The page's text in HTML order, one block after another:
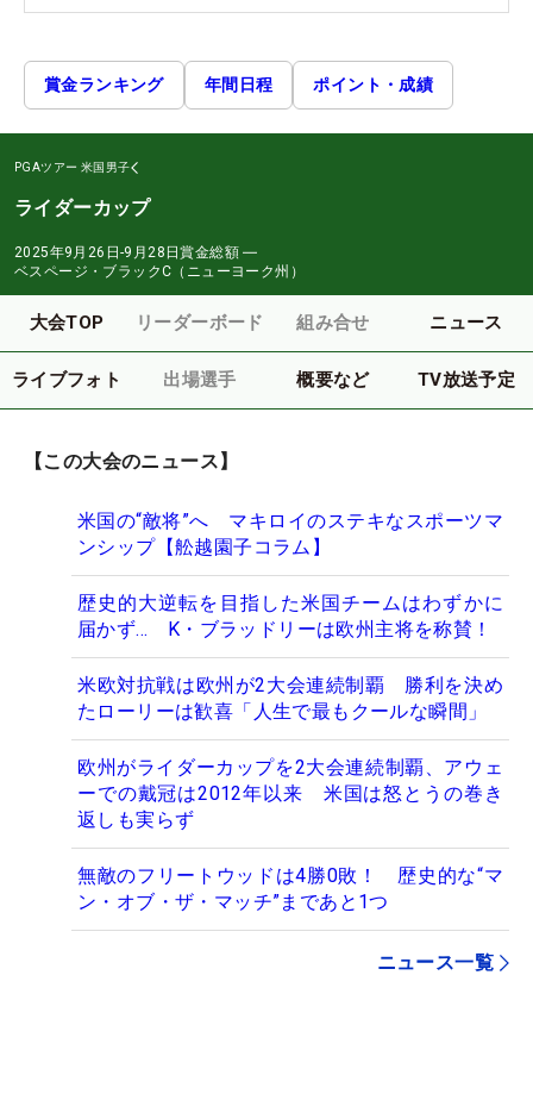
賞金ランキング 年間日程 ポイント・成績
PGAツアー 米国男子
ライダーカップ
2025年9月26日-9月28日賞金総額 ―
ベスページ・ブラックC（ニューヨーク州）
大会TOP リーダーボード 組み合せ ニュース
ライブフォト 出場選手 概要など TV放送予定
【この大会のニュース】
米国の“敵将”へ マキロイのステキなスポーツマ
ンシップ【舩越園子コラム】
歴史的大逆転を目指した米国チームはわずかに
届かず... K・ブラッドリーは欧州主将を称賛！
米欧対抗戦は欧州が2大会連続制覇 勝利を決め
たローリーは歓喜「人生で最もクールな瞬間」
欧州がライダーカップを2大会連続制覇、アウェ
ーでの戴冠は2012年以来 米国は怒とうの巻き
返しも実らず
無敵のフリートウッドは4勝0敗！ 歴史的な“マ
ン・オブ・ザ・マッチ”まであと1つ
ニュース一覧